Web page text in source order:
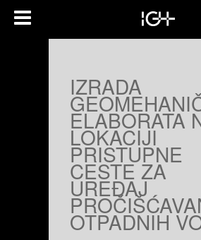
IZRADA
ELABORATA
LOKACIJI
PRISTUPNE
CESTE ZA
UREĐAJ
OTPADNIH